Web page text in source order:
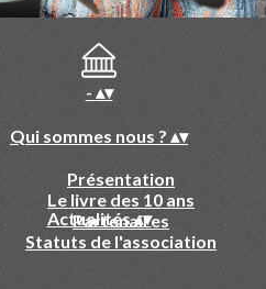
- ▴▾
Qui sommes nous ? ▴▾
Présentation
Le livre des 10 ans
Partenaires
Statuts de l'association
Actualités▴▾